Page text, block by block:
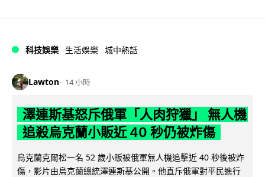
科技娛樂 生活娛樂 城中熱話
Lawton 14 小時
澤連斯基怒斥俄軍「人肉狩獵」 無人機
追殺烏克蘭小販近 40 秒仍被炸傷
烏克蘭克爾松一名 52 歲小販被俄軍無人機追擊近 40 秒後被炸
傷，影片由烏克蘭總統澤連斯基公開。他直斥俄軍對平民進行